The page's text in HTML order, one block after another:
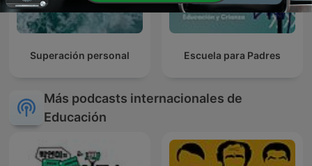
Superación personal Escuela para Padres
Más podcasts internacionales de
Educación